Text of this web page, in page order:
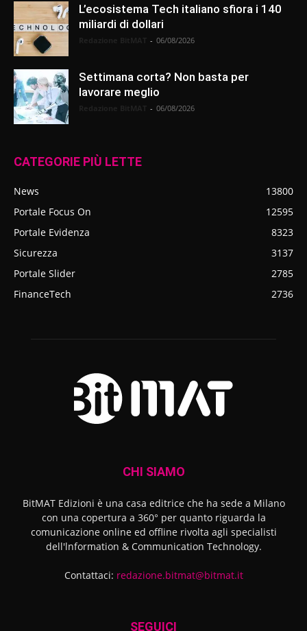
L’ecosistema Tech italiano sfiora i 140
miliardi di dollari
- 06/08/2026
Settimana corta? Non basta per
lavorare meglio
- 06/08/2026
CATEGORIE PIÙ LETTE
News
13800
Portale Focus On
12595
Portale Evidenza
8323
Sicurezza
3137
Portale Slider
2785
FinanceTech
2736
CHI SIAMO
BitMAT Edizioni è una casa editrice che ha sede a Milano
con una copertura a 360° per quanto riguarda la
comunicazione online ed offline rivolta agli specialisti
dell'lnformation & Communication Technology.
Contattaci: redazione.bitmat@bitmat.it
SEGUICI